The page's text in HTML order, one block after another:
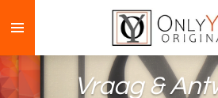
direct
naar
de
Vraag &